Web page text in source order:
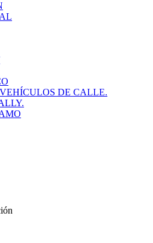
DE CALLE.